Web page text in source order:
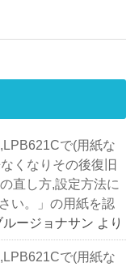
で(用紙な
くなりその後復旧
直し方,設定方法に
い。」の用紙を認
ルージョナサン より
で(用紙な